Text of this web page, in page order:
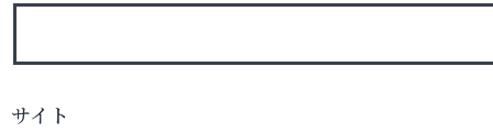
サイト